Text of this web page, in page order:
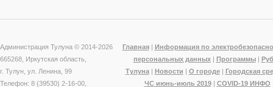
Администрация Тулуна © 2014-2026
665268, Иркутская область,
г. Тулун, ул. Ленина, 99
Телефон: 8 (39530) 2-16-00,
Главная| Информация по
персональных данных| Программы|
Тулуна| Новости | О городе| Городская
ЧС июнь-июль 2019| COVID-19 ИНФО